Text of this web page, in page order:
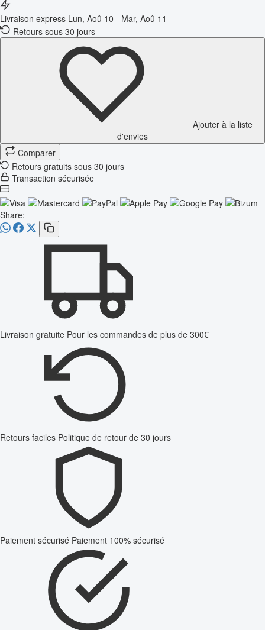
Livraison express Lun, Aoû 10 - Mar, Aoû 11
Retours sous 30 jours
Ajouter à la liste
d'envies
Comparer
Retours gratuits sous 30 jours
Transaction sécurisée
Share:
Livraison gratuite Pour les commandes de plus de 300€
Retours faciles Politique de retour de 30 jours
Paiement sécurisé Paiement 100% sécurisé